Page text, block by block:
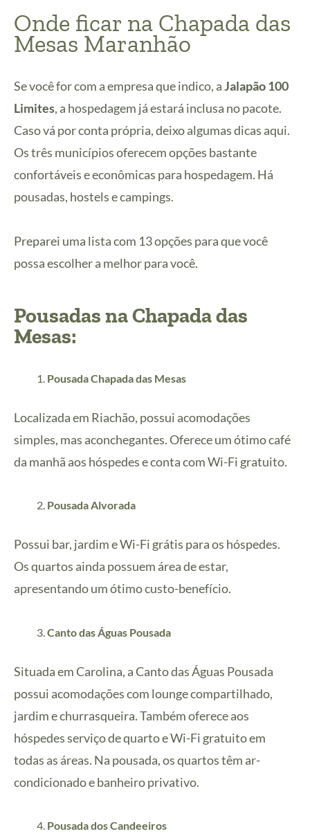
Onde ficar na Chapada das
Mesas Maranhão
Se você for com a empresa que indico, aJalapão 100
Limites, a hospedagem já estará inclusa no pacote.
Caso vá por conta própria, deixo algumas dicas aqui.
Os três municípios oferecem opções bastante
confortáveis e econômicas para hospedagem. Há
pousadas, hostels e campings.
Preparei uma lista com 13 opções para que você
possa escolher a melhor para você.
Pousadas na Chapada das
Mesas:
Pousada Chapada das Mesas
Localizada em Riachão, possui acomodações
simples, mas aconchegantes. Oferece um ótimo café
da manhã aos hóspedes e conta com Wi-Fi gratuito.
Pousada Alvorada
Possui bar, jardim e Wi-Fi grátis para os hóspedes.
Os quartos ainda possuem área de estar,
apresentando um ótimo custo-benefício.
Canto das Águas Pousada
Situada em Carolina, a Canto das Águas Pousada
possui acomodações com lounge compartilhado,
jardim e churrasqueira. Também oferece aos
hóspedes serviço de quarto e Wi-Fi gratuito em
todas as áreas. Na pousada, os quartos têm ar-
condicionado e banheiro privativo.
Pousada dos Candeeiros